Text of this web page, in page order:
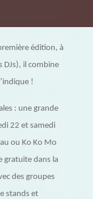
édition, à
DJs), il combine
!
: une grande
22 et samedi
ou Ko Ko Mo
gratuite dans la
des groupes
stands et